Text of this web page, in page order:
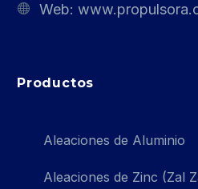
Web:
Productos
Aleaciones de Aluminio
Aleaciones de Zinc (Zal